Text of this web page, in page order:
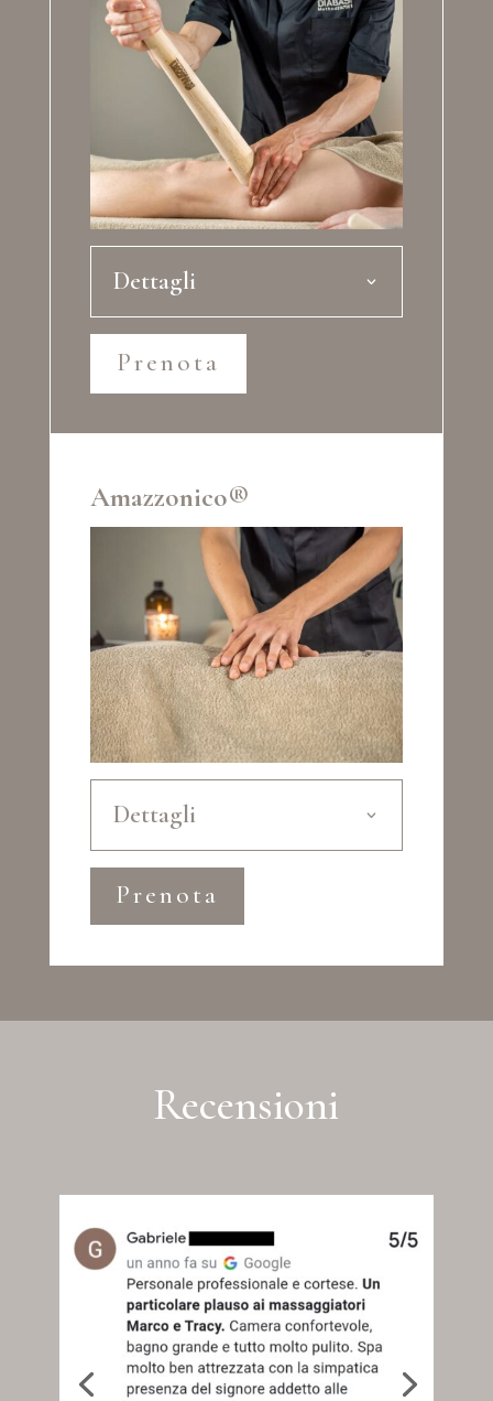
Dettagli
Prenota
Amazzonico®
Dettagli
Prenota
Recensioni